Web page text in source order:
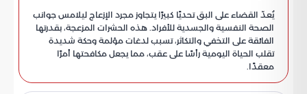
يُعدّ القضاء على البق تحديًا كبيرًا يتجاوز مجرد الإزعاج ليلامس جوانب
الصحة النفسية والجسدية للأفراد. هذه الحشرات المزعجة، بقدرتها
الفائقة على التخفي والتكاثر، تسبب لدغات مؤلمة وحكة شديدة
تقلب الحياة اليومية رأسًا على عقب، مما يجعل مكافحتها أمرًا
معقدًا.